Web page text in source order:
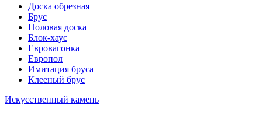
Доска обрезная
Брус
Половая доска
Блок-хаус
Евровагонка
Европол
Имитация бруса
Клееный брус
Искусственный камень